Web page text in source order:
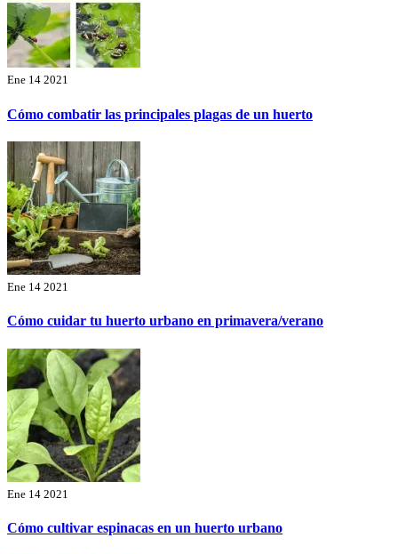
Ene 14 2021
Cómo combatir las principales plagas de un huerto
Ene 14 2021
Cómo cuidar tu huerto urbano en primavera/verano
Ene 14 2021
Cómo cultivar espinacas en un huerto urbano